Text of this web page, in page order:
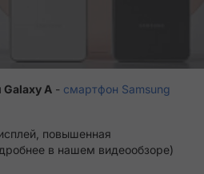
Galaxy A - смартфон Samsung
повышенная
в нашем видеообзоре)